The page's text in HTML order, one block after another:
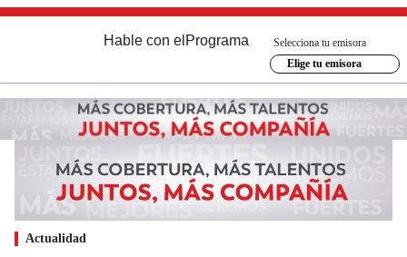
Hable con el Programa
Selecciona tu emisora
Elige tu emisora
Actualidad